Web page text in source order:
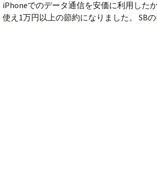
でのデータ通信を安価に利用した
え1万円以上の節約になりました。 SB